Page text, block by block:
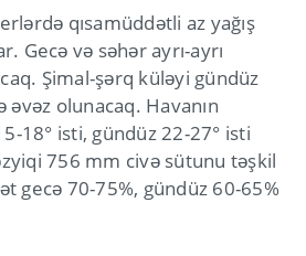
qısamüddətli az yağış
Gecə və səhər ayrı-ayrı
Şimal-şərq küləyi gündüz
olunacaq. Havanın
18° isti, gündüz 22-27° isti
756 mm civə sütunu təşkil
gecə 70-75%, gündüz 60-65%